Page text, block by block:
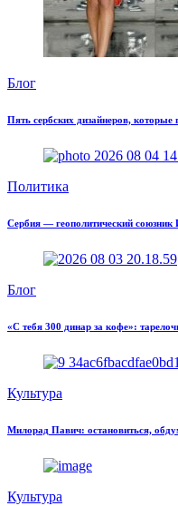
Блог
Пять сербских дизайнеров,
Политика
Сербия — геополитический союзник
Блог
«С тебя 300 динар за кофе»:
Культура
Милорад Павич: остановиться,
Культура